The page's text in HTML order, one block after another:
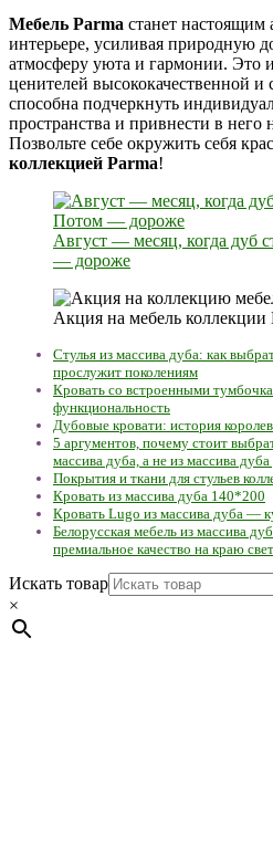
Мебель Parma станет
интерьере, усиливая природную
атмосферу уюта и гармонии. Это
ценителей высококачественной и
способна подчеркнуть
пространства и привнести в него
Позвольте себе окружить себя
коллекцией Parma!
Август — месяц, когда дуб
— дороже
Акция на мебель коллекции
Стулья из массива дуба: как
прослужит поколениям
Кровать со встроенными
функциональность
Дубовые кровати: история
5 аргументов, почему стоит
массива дуба, а не из массива
Покрытия и ткани для стульев
Кровать из массива дуба 140*200
Кровать Lugo из массива дуба —
Белорусская мебель из массива
премиальное качество на краю
Искать товар
×